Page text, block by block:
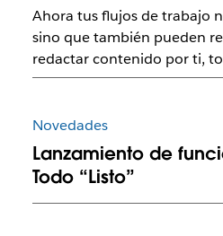
Ahora tus flujos de trabajo
sino que también pueden
redactar contenido por ti,
Novedades
Lanzamiento de
Todo “Listo”